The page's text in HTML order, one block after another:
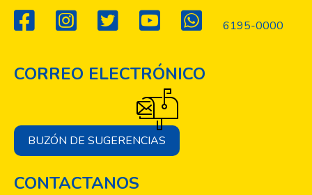
6195-0000
CORREO ELECTRÓNICO
BUZÓN DE SUGERENCIAS
CONTACTANOS